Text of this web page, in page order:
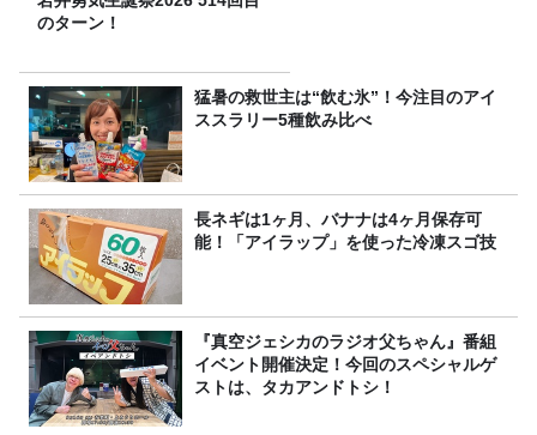
のターン！
猛暑の救世主は“飲む氷”！今注目のアイ
ススラリー5種飲み比べ
長ネギは1ヶ月、バナナは4ヶ月保存可
能！「アイラップ」を使った冷凍スゴ技
『真空ジェシカのラジオ父ちゃん』番組
イベント開催決定！今回のスペシャルゲ
ストは、タカアンドトシ！